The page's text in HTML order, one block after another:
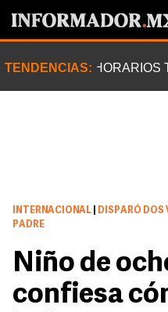
TENDENCIAS: HORARIOS
INTERNACIONAL
DISPARÓ DOS
PADRE
Niño de
confiesa